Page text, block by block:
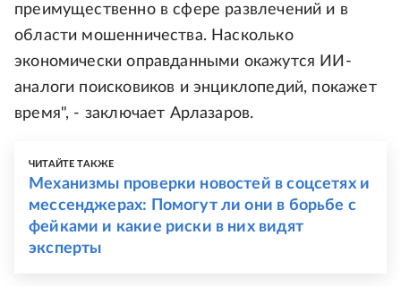
преимущественно в сфере развлечений и в
области мошенничества. Насколько
экономически оправданными окажутся ИИ-
аналоги поисковиков и энциклопедий, покажет
время", - заключает Арлазаров.
ЧИТАЙТЕ ТАКЖЕ
Механизмы проверки новостей в соцсетях и
мессенджерах: Помогут ли они в борьбе с
фейками и какие риски в них видят
эксперты